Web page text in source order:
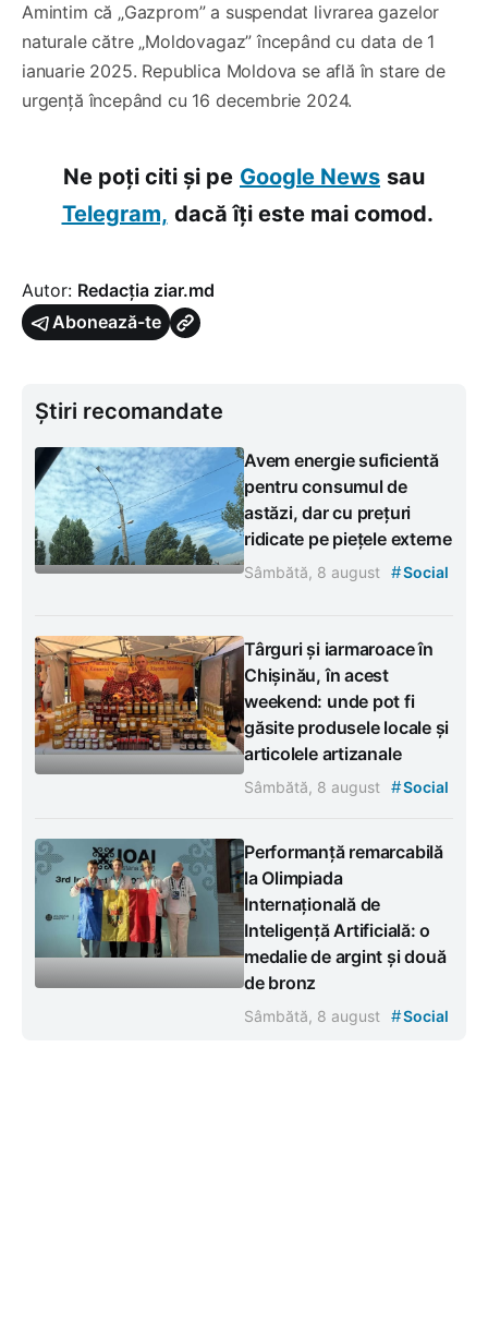
Amintim că „Gazprom” a suspendat livrarea gazelor
naturale către „Moldovagaz” începând cu data de 1
ianuarie 2025. Republica Moldova se află în stare de
urgență începând cu 16 decembrie 2024.
Ne poți citi și pe Google News sau
Telegram, dacă îți este mai comod.
Autor: Redacția ziar.md
Abonează-te
Știri recomandate
Avem energie suficientă
pentru consumul de
astăzi, dar cu prețuri
ridicate pe piețele externe
Sâmbătă, 8 august #Social
Târguri și iarmaroace în
Chișinău, în acest
weekend: unde pot fi
găsite produsele locale și
articolele artizanale
Sâmbătă, 8 august #Social
Performanță remarcabilă
la Olimpiada
Internațională de
Inteligență Artificială: o
medalie de argint și două
de bronz
Sâmbătă, 8 august #Social